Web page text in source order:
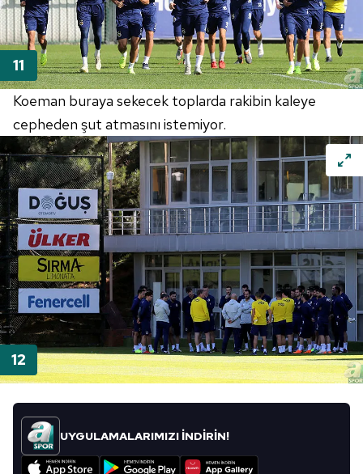
Koeman buraya sekecek toplarda rakibin kaleye
cepheden şut atmasını istemiyor.
UYGULAMALARIMIZI İNDİRİN!